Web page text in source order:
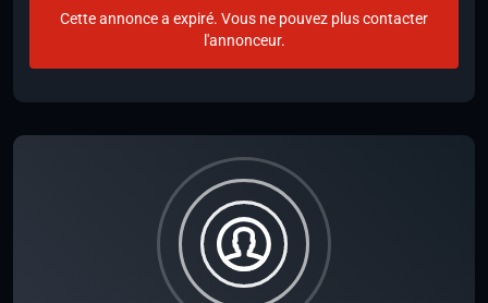
Cette annonce a expiré. Vous ne pouvez plus contacter
l'annonceur.